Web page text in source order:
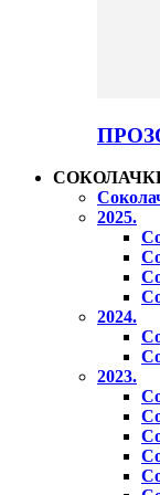
2025.
2024.
2023.